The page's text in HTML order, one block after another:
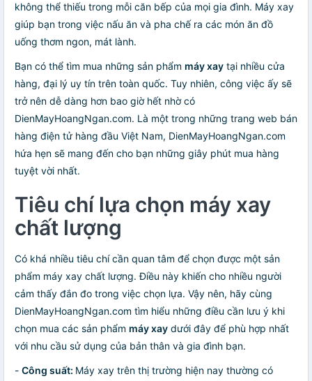
không thể thiếu trong mỗi căn bếp của mọi gia đình. Máy xay
giúp bạn trong việc nấu ăn và pha chế ra các món ăn đồ
uống thơm ngon, mát lành.
Bạn có thể tìm mua những sản phẩm máy xay tại nhiều cửa
hàng, đại lý uy tín trên toàn quốc. Tuy nhiên, công việc ấy sẽ
trở nên dễ dàng hơn bao giờ hết nhờ có
DienMayHoangNgan.com. Là một trong những trang web bán
hàng điện tử hàng đầu Việt Nam, DienMayHoangNgan.com
hứa hẹn sẽ mang đến cho bạn những giây phút mua hàng
tuyệt vời nhất.
Tiêu chí lựa chọn máy xay
chất lượng
Có khá nhiều tiêu chí cần quan tâm để chọn được một sản
phẩm máy xay chất lượng. Điều này khiến cho nhiều người
cảm thấy đắn đo trong việc chọn lựa. Vậy nên, hãy cùng
DienMayHoangNgan.com tìm hiểu những điều cần lưu ý khi
chọn mua các sản phẩm máy xay dưới đây để phù hợp nhất
với nhu cầu sử dụng của bản thân và gia đình bạn.
- Công suất: Máy xay trên thị trường hiện nay thường có